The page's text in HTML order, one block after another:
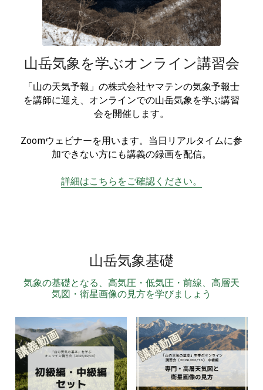
山岳気象を学ぶオンライン講習会
「山の天気予報」の株式会社ヤマテンの気象予報士
を講師に迎え、オンラインでの山岳気象を学ぶ講習
会を開催します。
Zoomウェビナーを用います。当日リアルタイムに参
加できない方にも講義の録画を配信。
詳細はこちらをご確認ください。
山岳気象基礎
気象の基礎となる、高気圧・低気圧・前線、高層天
気図・衛星画像の見方を学びましょう